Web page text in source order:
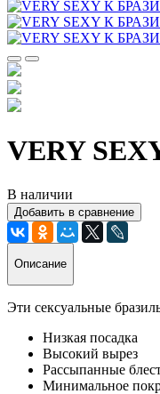
VERY
В наличии
Добавить в сравнение
Описание
Эти сексуальные
Низкая посадка
Высокий вырез
Рассыпанные
Минимальное